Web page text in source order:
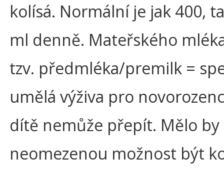
kolísá. Normální je jak 400,
ml denně. Mateřského
tzv. předmléka/premilk =
umělá výživa pro
dítě nemůže přepít. Mělo
neomezenou možnost být